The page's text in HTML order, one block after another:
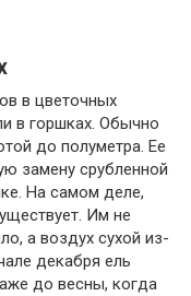
в цветочных
в горшках. Обычно
до полуметра. Ее
замену срубленной
На самом деле,
Им не
а воздух сухой из-
декабря ель
до весны, когда